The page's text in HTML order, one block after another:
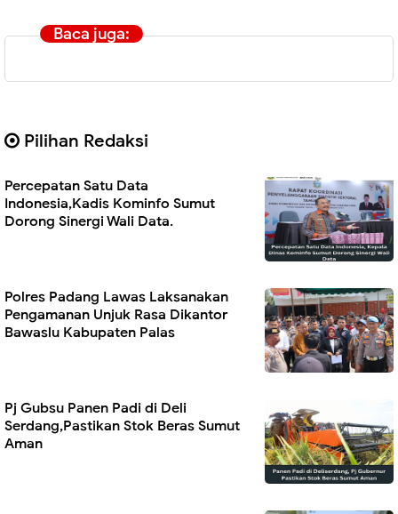
Baca juga:
Pilihan Redaksi
Percepatan Satu Data
Indonesia,Kadis Kominfo Sumut
Dorong Sinergi Wali Data.
Polres Padang Lawas Laksanakan
Pengamanan Unjuk Rasa Dikantor
Bawaslu Kabupaten Palas
Pj Gubsu Panen Padi di Deli
Serdang,Pastikan Stok Beras Sumut
Aman